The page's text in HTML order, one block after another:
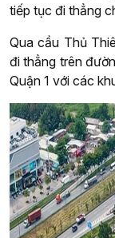
tiếp tục đi thẳng
Qua cầu Thủ
đi thẳng trên
Quận 1 với các